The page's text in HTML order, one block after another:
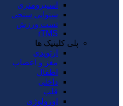
اسپیرومتری
شنوایی سنجی
تست ورزش
rTMS
پلی کلینیک ها
ارتوپدی
مغز و اعصاب
اطفال
داخلی
قلب
اورولوژی